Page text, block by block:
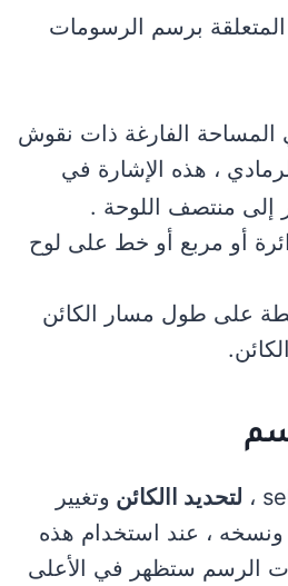
برسم الرسومات
المساحة الفارغة ذات نقوش
، هذه الإشارة في
إلى منتصف اللوحة .
أو مربع أو خط على لوح
على طول مسار الكائن
لتحديد االكائن وتغيير
ونسخه ، عند استخدام هذه
الرسم ستظهر في الأعلى